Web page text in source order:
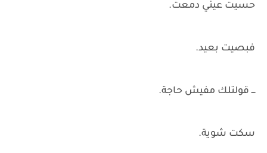
حسيت عيني دمعت.
فبصيت بعيد.
ـــ قولتلك مفيش حاجة.
سكت شوية.